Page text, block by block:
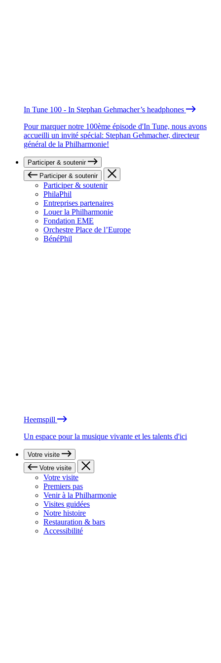
In Tune 100 - In Stephan Gehmacher’s headphones
Pour marquer notre 100ème épisode d'In Tune, nous avons
accueilli un invité spécial: Stephan Gehmacher, directeur
général de la Philharmonie!
Participer & soutenir
Participer & soutenir
Participer & soutenir
PhilaPhil
Entreprises partenaires
Louer la Philharmonie
Fondation EME
Orchestre Place de l’Europe
BénéPhil
Heemspill
Un espace pour la musique vivante et les talents d'ici
Votre visite
Votre visite
Votre visite
Premiers pas
Venir à la Philharmonie
Visites guidées
Notre histoire
Restauration & bars
Accessibilité